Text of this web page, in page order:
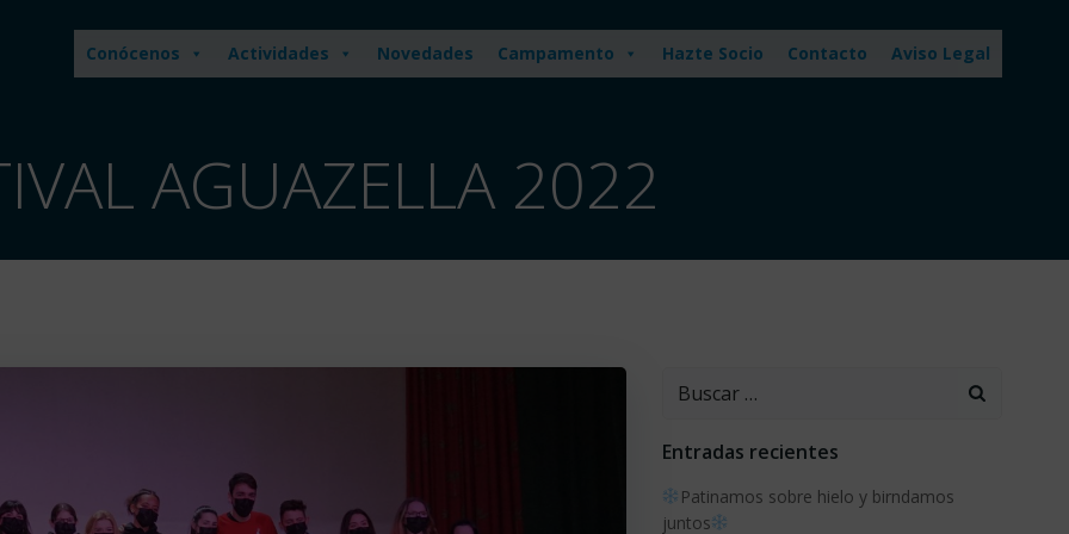
Conócenos Actividades Novedades Campamento Hazte Socio Contacto Aviso Legal
AGUAZELLA 2022
Buscar:
Entradas recientes
Patinamos sobre hielo y birndamos
juntos